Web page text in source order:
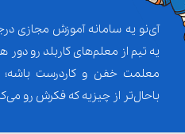
آی‌نو یه سامانه آموزش مجازی
یه تیم از معلم‌‌های کاربلد رو دور
معلمت خفن و کاردرست
باحال‌تر از چیزیه که فکرش رو